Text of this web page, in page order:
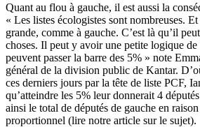
Quant au flou à gauche, il est aussi la
« Les listes écologistes sont nombreuses.
grande, comme à gauche. C’est là qu’il
choses. Il peut y avoir une petite logique
peuvent passer la barre des 5% » note
général de la division public de Kantar.
ces derniers jours par la tête de liste PCF,
qu’atteindre les 5% leur donnerait 4
ainsi le total de députés de gauche en
proportionnel (lire notre article sur le sujet).